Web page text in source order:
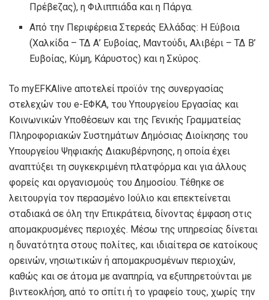
Πρέβεζας), η Φιλιππιάδα και η Πάργα.
Από την Περιφέρεια Στερεάς Ελλάδας: Η Εύβοια
(Χαλκίδα – ΤΔ Α’ Ευβοίας, Μαντούδι, Αλιβέρι – ΤΔ Β’
Ευβοίας, Κύμη, Κάρυστος) και η Σκύρος.
Το myEFKAlive αποτελεί προϊόν της συνεργασίας
στελεχών του e-ΕΦΚΑ, του Υπουργείου Εργασίας και
Κοινωνικών Υποθέσεων και της Γενικής Γραμματείας
Πληροφοριακών Συστημάτων Δημόσιας Διοίκησης του
Υπουργείου Ψηφιακής Διακυβέρνησης, η οποία έχει
αναπτύξει τη συγκεκριμένη πλατφόρμα και για άλλους
φορείς και οργανισμούς του Δημοσίου. Τέθηκε σε
λειτουργία τον περασμένο Ιούλιο και επεκτείνεται
σταδιακά σε όλη την Επικράτεια, δίνοντας έμφαση στις
απομακρυσμένες περιοχές. Μέσω της υπηρεσίας δίνεται
η δυνατότητα στους πολίτες, και ιδιαίτερα σε κατοίκους
ορεινών, νησιωτικών ή απομακρυσμένων περιοχών,
καθώς και σε άτομα με αναπηρία, να εξυπηρετούνται με
βιντεοκλήση, από το σπίτι ή το γραφείο τους, χωρίς την